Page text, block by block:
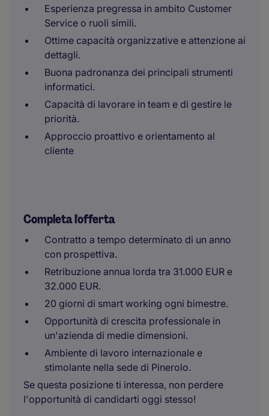
Esperienza pregressa in ambito Customer
Service o ruoli simili.
Ottime capacità organizzative e attenzione ai
dettagli.
Buona padronanza dei principali strumenti
informatici.
Capacità di lavorare in team e di gestire le
priorità.
Approccio proattivo e orientamento al
cliente
Completa l'offerta
Contratto a tempo determinato di un anno
con prospettiva.
Retribuzione annua lorda tra 31.000 EUR e
32.000 EUR.
20 giorni di smart working ogni bimestre.
Opportunità di crescita professionale in
un'azienda di medie dimensioni.
Ambiente di lavoro internazionale e
stimolante nella sede di Pinerolo.
Se questa posizione ti interessa, non perdere
l'opportunità di candidarti oggi stesso!